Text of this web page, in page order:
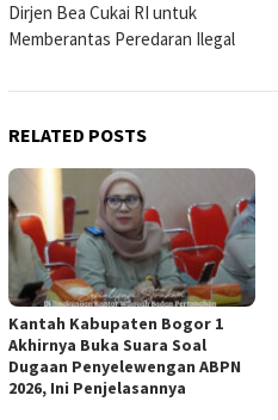
Dirjen Bea Cukai RI untuk
Memberantas Peredaran Ilegal
RELATED POSTS
Kantah Kabupaten Bogor 1
Akhirnya Buka Suara Soal
Dugaan Penyelewengan ABPN
2026, Ini Penjelasannya